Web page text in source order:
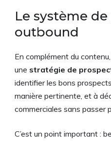
Le système
outbound
En complément du
une stratégie de
identifier les bons
manière pertinente, et à
commerciales sans passer
C’est un point important :